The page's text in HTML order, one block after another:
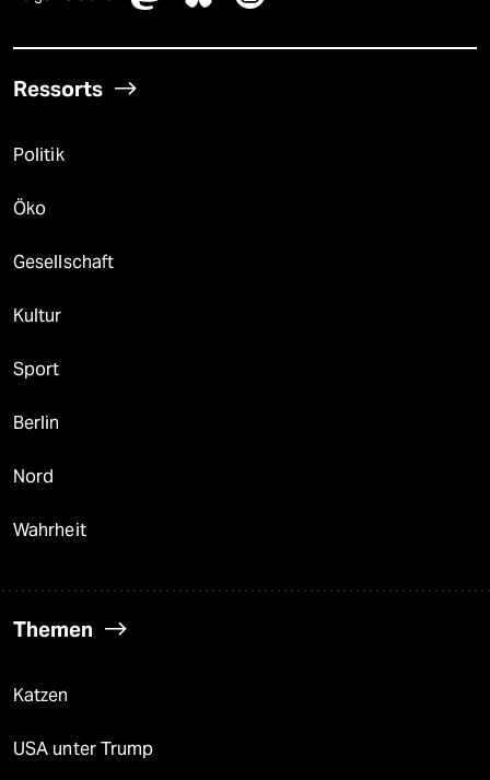
Ressorts
Politik
Öko
Gesellschaft
Kultur
Sport
Berlin
Nord
Wahrheit
Themen
Katzen
USA unter Trump